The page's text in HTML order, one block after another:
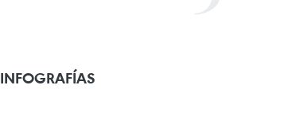
INFOGRAFÍAS